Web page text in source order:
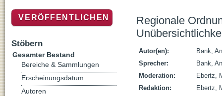
Regionale
Autor(en):
Bank,
Sprecher:
Bank,
Moderation:
Ebertz,
Redaktion:
Ebertz,
VERÖFFENTLICHEN
Stöbern
Gesamter Bestand
Bereiche & Sammlungen
Erscheinungsdatum
Autoren